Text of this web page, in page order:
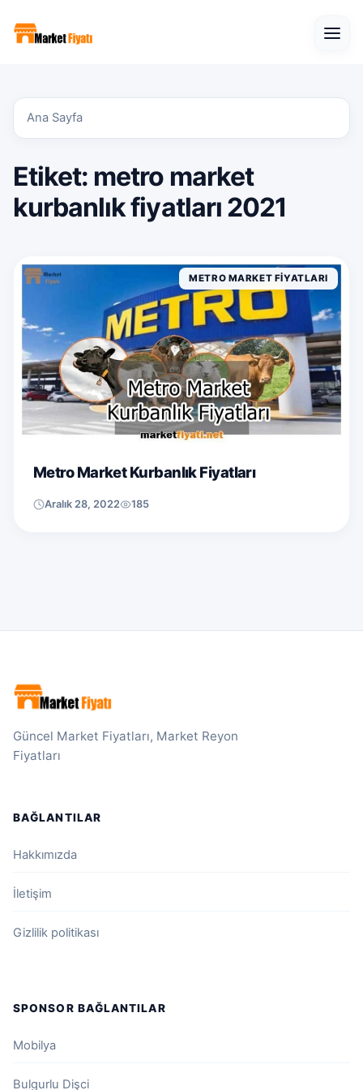
Ana Sayfa
Etiket: metro market
kurbanlık fiyatları 2021
METRO MARKET FIYATLARI
Metro Market Kurbanlık Fiyatları
Aralık 28, 2022 185
Güncel Market Fiyatları, Market Reyon
Fiyatları
BAĞLANTILAR
Hakkımızda
İletişim
Gizlilik politikası
SPONSOR BAĞLANTILAR
Mobilya
Bulgurlu Dişci